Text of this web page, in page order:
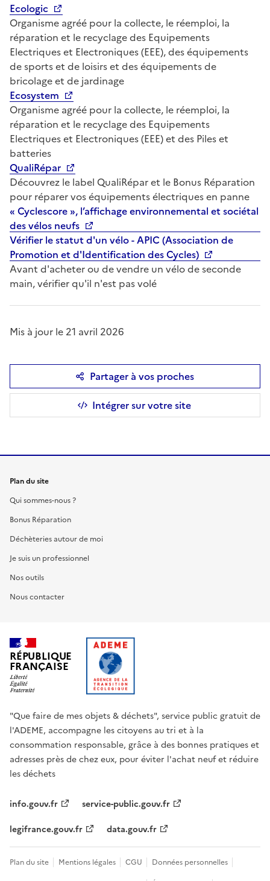
Ecologic
Organisme agréé pour la collecte, le réemploi, la
réparation et le recyclage des Equipements
Electriques et Electroniques (EEE), des équipements
de sports et de loisirs et des équipements de
bricolage et de jardinage
Ecosystem
Organisme agréé pour la collecte, le réemploi, la
réparation et le recyclage des Equipements
Electriques et Electroniques (EEE) et des Piles et
batteries
QualiRépar
Découvrez le label QualiRépar et le Bonus Réparation
pour réparer vos équipements électriques en panne
« Cyclescore », l’affichage environnemental et sociétal
des vélos neufs
Vérifier le statut d'un vélo - APIC (Association de
Promotion et d'Identification des Cycles)
Avant d'acheter ou de vendre un vélo de seconde
main, vérifier qu'il n'est pas volé
Mis à jour le 21 avril 2026
Partager à vos proches
Intégrer sur votre site
Plan du site
Qui sommes-nous ?
Bonus Réparation
Déchèteries autour de moi
Je suis un professionnel
Nos outils
Nous contacter
RÉPUBLIQUE
FRANÇAISE
"Que faire de mes objets & déchets", service public gratuit de
l'ADEME, accompagne les citoyens au tri et à la
consommation responsable, grâce à des bonnes pratiques et
adresses près de chez eux, pour éviter l'achat neuf et réduire
les déchets
info.gouv.fr
service-public.gouv.fr
legifrance.gouv.fr
data.gouv.fr
Plan du site Mentions légales CGU
Données personnelles